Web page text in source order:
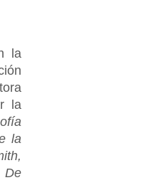
la
la
la
De